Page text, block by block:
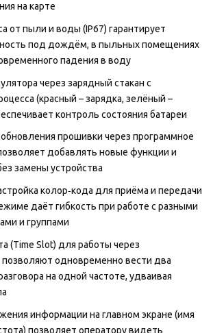
на карте
от пыли и воды (IP67) гарантирует
под дождём, в пыльных помещениях
падения в воду
через зарядный стакан с
(красный – зарядка, зелёный –
контроль состояния батареи
прошивки через программное
добавлять новые функции и
замены устройства
колор‑кода для приёма и передачи
даёт гибкость при работе с разными
и группами
(Time Slot) для работы через
позволяют одновременно вести два
на одной частоте, удваивая
информации на главном экране (имя
позволяет оператору видеть